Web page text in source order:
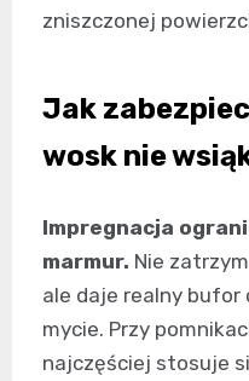
zniszczonej
Jak
wosk nie
Impregnacja
marmur. Nie
ale daje realny bufor
mycie. Przy
najczęściej stosuje